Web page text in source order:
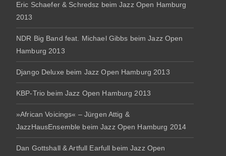
Eric Schaefer & Schredsz beim Jazz Open Hamburg
2013
NDR Big Band feat. Michael Gibbs beim Jazz Open
Hamburg 2013
Django Deluxe beim Jazz Open Hamburg 2013
KBP-Trio beim Jazz Open Hamburg 2013
»African Voicings« – Jürgen Attig &
JazzHausEnsemble beim Jazz Open Hamburg 2014
Dan Gottshall & Artfull Earfull beim Jazz Open